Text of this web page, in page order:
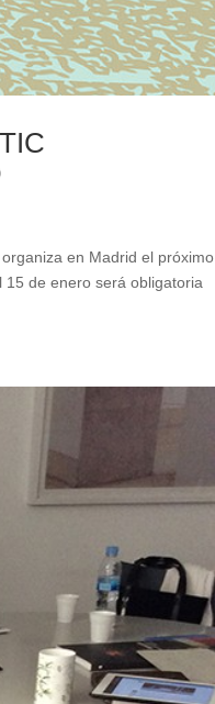
en Madrid el próximo
de enero será obligatoria